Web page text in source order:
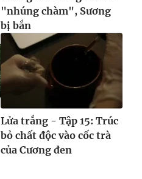
"nhúng chàm", Sương
bị bắn
Lửa trắng - Tập 15: Trúc
bỏ chất độc vào cốc trà
của Cương đen